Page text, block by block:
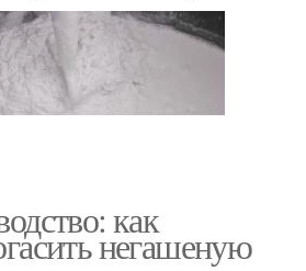
как
негашеную